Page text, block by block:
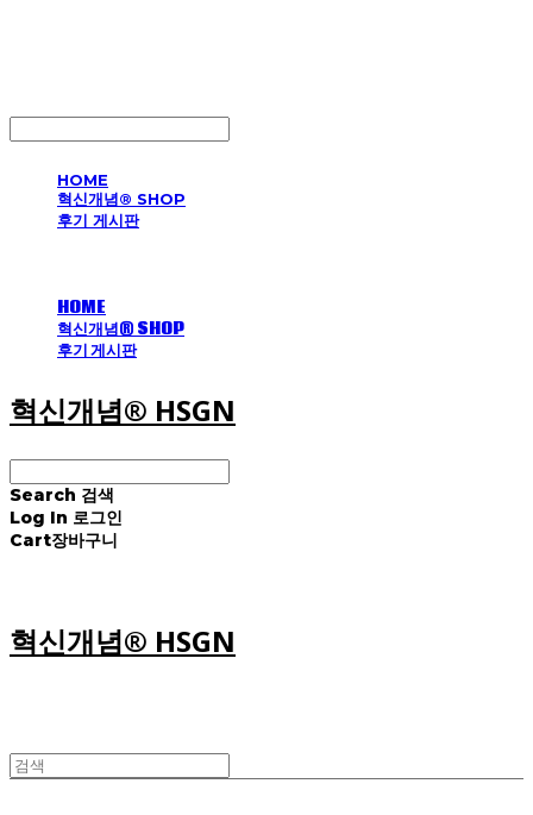
HOME
혁신개념® SHOP
후기 게시판
HOME
혁신개념® SHOP
후기 게시판
혁신개념® HSGN
Search 검색
Log In 로그인
Cart장바구니
혁신개념® HSGN